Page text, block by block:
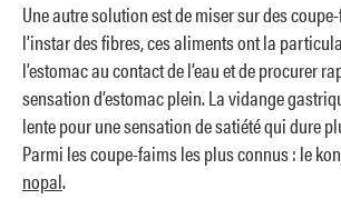
Une autre solution est de miser sur des
l’instar des fibres, ces aliments ont la
l’estomac au contact de l’eau et de procurer
sensation d’estomac plein. La vidange
lente pour une sensation de satiété qui dure
Parmi les coupe-faims les plus connus : le
nopal.